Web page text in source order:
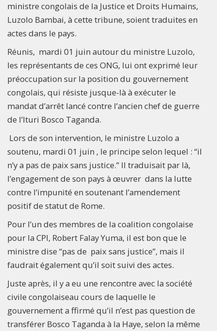
ministre congolais de la Justice et Droits Humains,
Luzolo Bambai, à cette tribune, soient traduites en
actes dans le pays.
Réunis, mardi 01 juin autour du ministre Luzolo,
les représentants de ces ONG, lui ont exprimé leur
préoccupation sur la position du gouvernement
congolais, qui résiste jusque-là à exécuter le
mandat d’arrêt lancé contre l’ancien chef de guerre
de l’Ituri Bosco Taganda.
Lors de son intervention, le ministre Luzolo a
soutenu, mardi 01 juin , le principe selon lequel : ‘‘il
n’y a pas de paix sans justice.’’ Il traduisait par là,
l’engagement de son pays à œuvrer dans la lutte
contre l’impunité en soutenant l’amendement
positif de statut de Rome.
Pour l’un des membres de la coalition congolaise
pour la CPI, Robert Falay Yuma, il est bon que le
ministre dise “pas de paix sans justice’’, mais il
faudrait également qu’il soit suivi des actes.
Juste après, il y a eu une rencontre avec la société
civile congolaiseau cours de laquelle le
gouvernement a ffirmé qu’il n’est pas question de
transférer Bosco Taganda à la Haye, selon la même